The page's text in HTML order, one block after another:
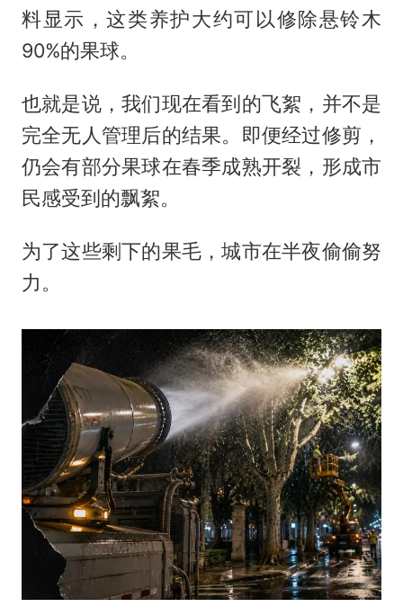
料显示，这类养护大约可以修除悬铃木
90%的果球。
也就是说，我们现在看到的飞絮，并不是
完全无人管理后的结果。即便经过修剪，
仍会有部分果球在春季成熟开裂，形成市
民感受到的飘絮。
为了这些剩下的果毛，城市在半夜偷偷努
力。